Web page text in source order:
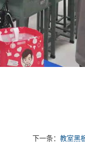
下一条：教室黑